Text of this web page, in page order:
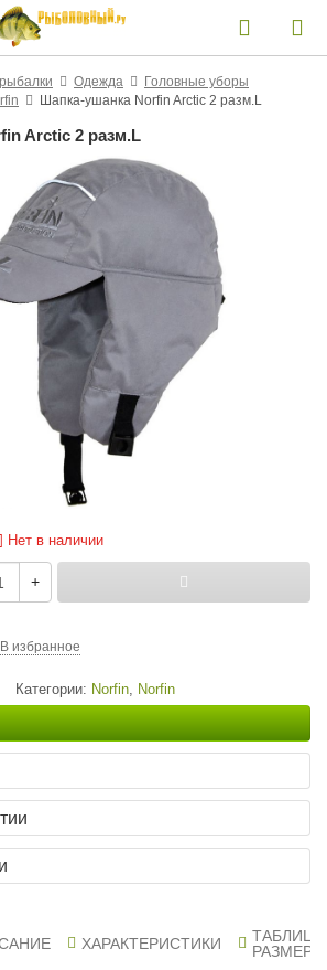
Одежда
Головные уборы
Шапка-ушанка Norfin Arctic 2 разм.L
Arctic 2 разм.L
Нет в наличии
+
В избранное
Категории: Norfin, Norfin
ХАРАКТЕРИСТИКИ
ТАБЛИЦА